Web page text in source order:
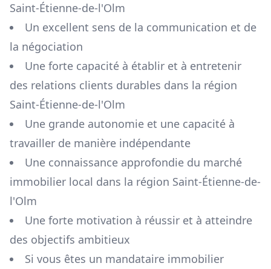
Saint-Étienne-de-l'Olm
Un excellent sens de la communication et de
la négociation
Une forte capacité à établir et à entretenir
des relations clients durables dans la région
Saint-Étienne-de-l'Olm
Une grande autonomie et une capacité à
travailler de manière indépendante
Une connaissance approfondie du marché
immobilier local dans la région Saint-Étienne-de-
l'Olm
Une forte motivation à réussir et à atteindre
des objectifs ambitieux
Si vous êtes un mandataire immobilier